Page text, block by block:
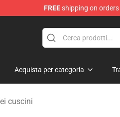
FREEshipping on
Acquista per categoria
cuscini